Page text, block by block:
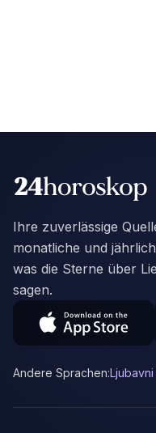
Ihre zuverlässige
monatliche und
was die Sterne über
sagen.
Andere Sprachen: